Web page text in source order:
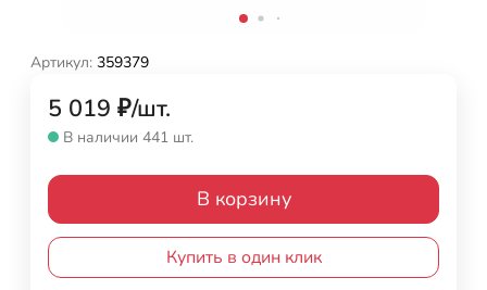
Артикул: 359379
5 019 ₽/шт.
В наличии 441 шт.
В корзину
Купить в один клик